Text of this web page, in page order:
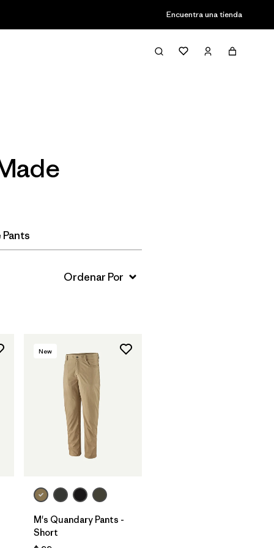
Encuentra una tienda
Filter & Sort
New
M's Quandary Pants -
Short